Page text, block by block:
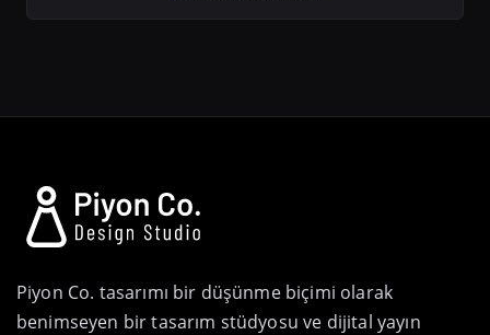
Piyon Co. tasarımı bir düşünme biçimi olarak
benimseyen bir tasarım stüdyosu ve dijital yayın